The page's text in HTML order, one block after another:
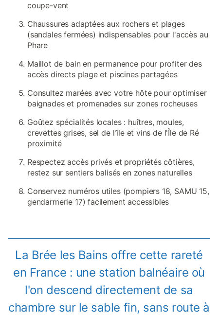
coupe-vent
Chaussures adaptées aux rochers et plages
(sandales fermées) indispensables pour l'accès au
Phare
Maillot de bain en permanence pour profiter des
accès directs plage et piscines partagées
Consultez marées avec votre hôte pour optimiser
baignades et promenades sur zones rocheuses
Goûtez spécialités locales : huîtres, moules,
crevettes grises, sel de l'île et vins de l'Île de Ré
proximité
Respectez accès privés et propriétés côtières,
restez sur sentiers balisés en zones naturelles
Conservez numéros utiles (pompiers 18, SAMU 15,
gendarmerie 17) facilement accessibles
La Brée les Bains offre cette rareté
en France : une station balnéaire où
l'on descend directement de sa
chambre sur le sable fin, sans route à